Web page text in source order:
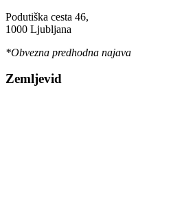
Podutiška cesta 46,
1000 Ljubljana
*Obvezna predhodna najava
Zemljevid